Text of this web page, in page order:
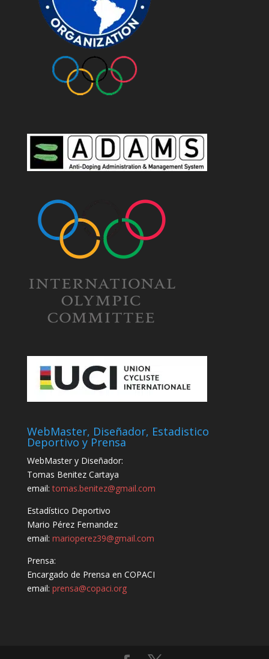
WebMaster, Diseñador, Estadistico
Deportivo y Prensa
WebMaster y Diseñador:
Tomas Benitez Cartaya
email:tomas.benitez@gmail.com
Estadístico Deportivo
Mario Pérez Fernandez
email: marioperez39@gmail.com
Prensa:
Encargado de Prensa en COPACI
email: prensa@copaci.org